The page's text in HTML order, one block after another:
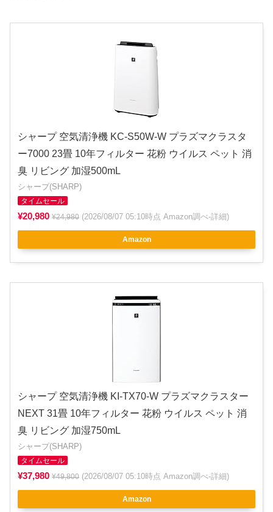
シャープ 空気清浄機 KC-S50W-W プラズマクラスタ
ー7000 23畳 10年フィルター 花粉 ウイルス ペット 消
臭 リビング 加湿500mL
シャープ(SHARP)
タイムセール
¥20,980 ¥24,980 (2026/08/07 05:10時点 Amazon調べ-詳細)
Amazon
シャープ 空気清浄機 KI-TX70-W プラズマクラスター
NEXT 31畳 10年フィルター 花粉 ウイルス ペット 消
臭 リビング 加湿750mL
シャープ(SHARP)
タイムセール
¥37,980 ¥49,800 (2026/08/07 05:10時点 Amazon調べ-詳細)
Amazon